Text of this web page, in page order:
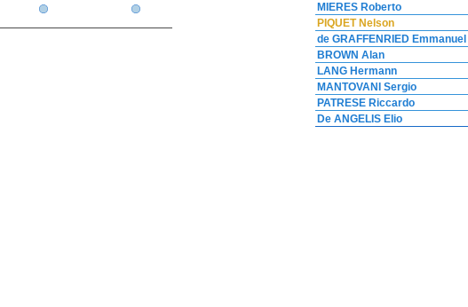
MIERES Roberto
PIQUET Nelson
de GRAFFENRIED Emmanuel
BROWN Alan
LANG Hermann
MANTOVANI Sergio
PATRESE Riccardo
De ANGELIS Elio